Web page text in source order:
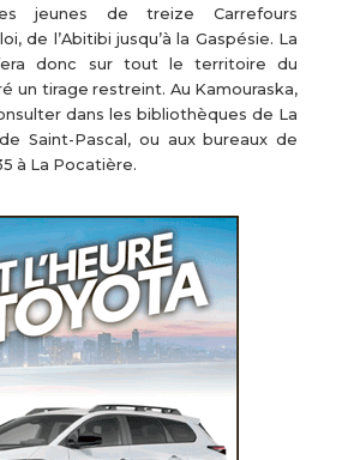
jeunes de treize Carrefours
de l’Abitibi jusqu’à la Gaspésie. La
donc sur tout le territoire du
un tirage restreint. Au Kamouraska,
dans les bibliothèques de La
Saint-Pascal, ou aux bureaux de
à La Pocatière.